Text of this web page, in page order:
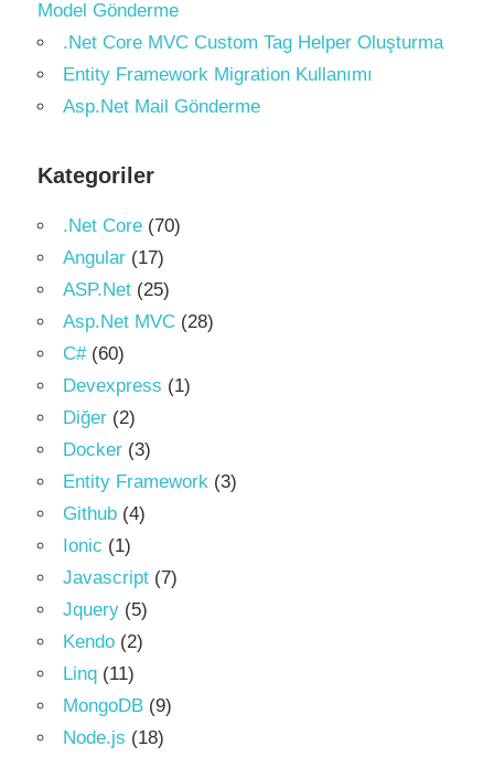
Model Gönderme
.Net Core MVC Custom Tag Helper Oluşturma
Entity Framework Migration Kullanımı
Asp.Net Mail Gönderme
Kategoriler
.Net Core (70)
Angular (17)
ASP.Net (25)
Asp.Net MVC (28)
C#(60)
Devexpress (1)
Diğer (2)
Docker (3)
Entity Framework (3)
Github (4)
Ionic (1)
Javascript (7)
Jquery (5)
Kendo (2)
Linq (11)
MongoDB (9)
Node.js (18)